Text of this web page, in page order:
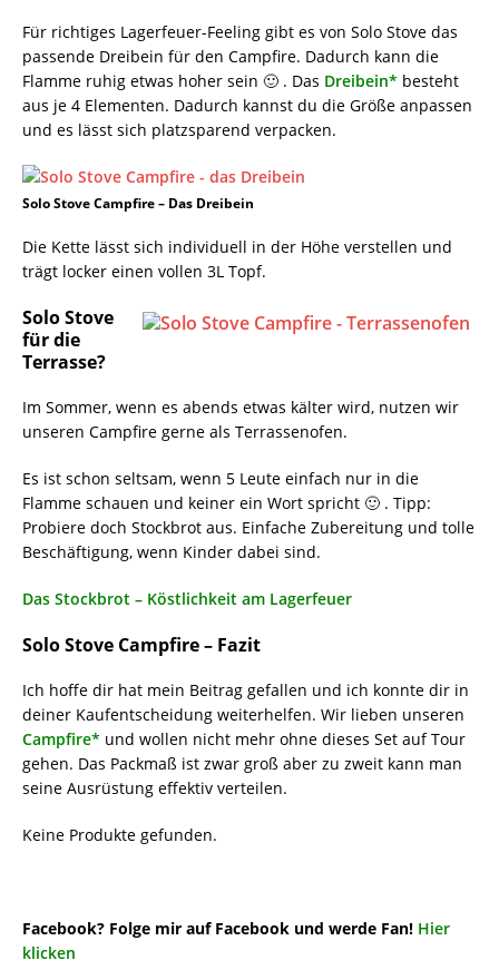
Für richtiges Lagerfeuer-Feeling gibt es von Solo Stove das
passende Dreibein für den Campfire. Dadurch kann die
Flamme ruhig etwas hoher sein 🙂 . Das Dreibein* besteht
aus je 4 Elementen. Dadurch kannst du die Größe anpassen
und es lässt sich platzsparend verpacken.
Solo Stove Campfire – Das Dreibein
Die Kette lässt sich individuell in der Höhe verstellen und
trägt locker einen vollen 3L Topf.
Solo Stove
für die
Terrasse?
Im Sommer, wenn es abends etwas kälter wird, nutzen wir
unseren Campfire gerne als Terrassenofen.
Es ist schon seltsam, wenn 5 Leute einfach nur in die
Flamme schauen und keiner ein Wort spricht 🙂 . Tipp:
Probiere doch Stockbrot aus. Einfache Zubereitung und tolle
Beschäftigung, wenn Kinder dabei sind.
Das Stockbrot – Köstlichkeit am Lagerfeuer
Solo Stove Campfire – Fazit
Ich hoffe dir hat mein Beitrag gefallen und ich konnte dir in
deiner Kaufentscheidung weiterhelfen. Wir lieben unseren
Campfire* und wollen nicht mehr ohne dieses Set auf Tour
gehen. Das Packmaß ist zwar groß aber zu zweit kann man
seine Ausrüstung effektiv verteilen.
Keine Produkte gefunden.
Facebook? Folge mir auf Facebook und werde Fan! Hier
klicken